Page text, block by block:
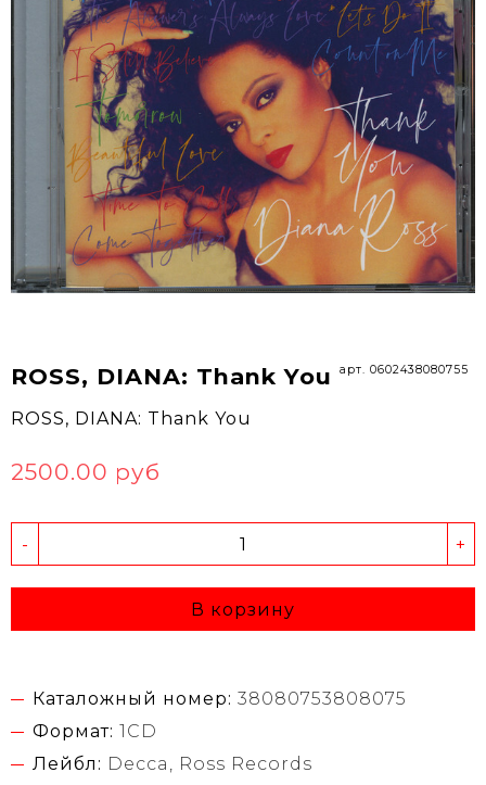
ROSS, DIANA: Thank You арт. 0602438080755
ROSS, DIANA: Thank You
2500.00 руб
- +
В корзину
Каталожный номер: 38080753808075
Формат: 1CD
Лейбл: Decca, Ross Records